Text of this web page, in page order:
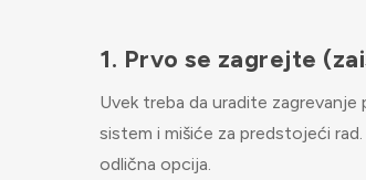
1. Prvo se zagrejte
Uvek treba da uradite
sistem i mišiće za predstojeći
odlična opcija.